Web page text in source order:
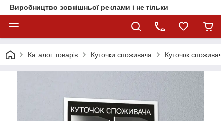
Виробництво зовнішньої реклами і не тільки
Каталог товарів Куточки споживача Куточок